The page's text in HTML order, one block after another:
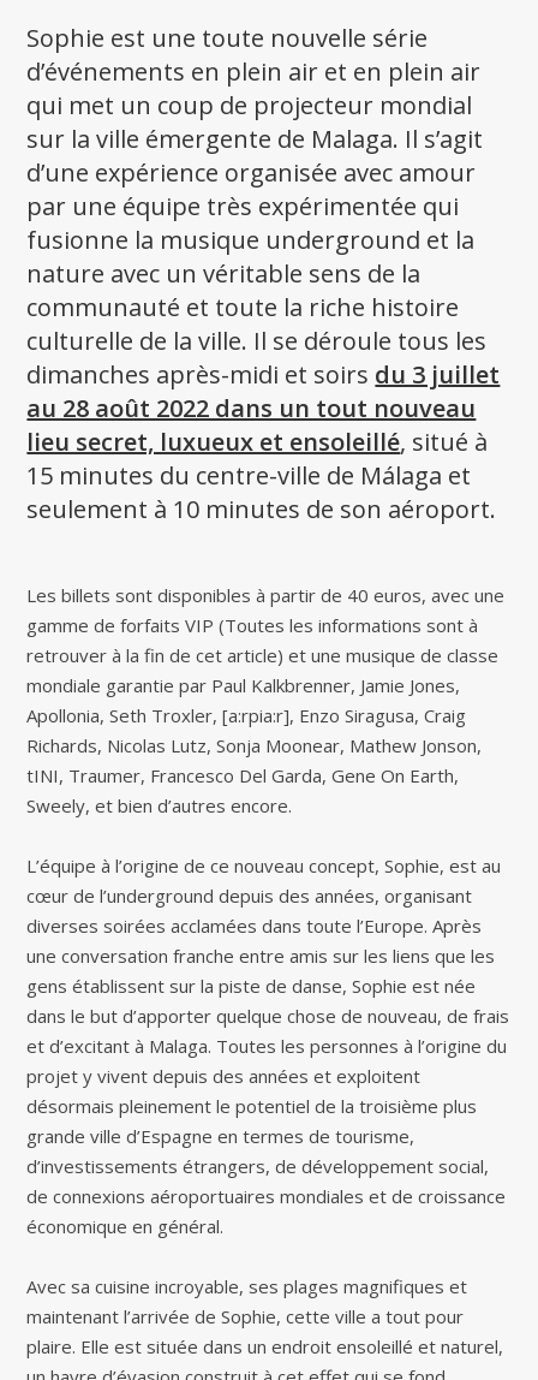
Sophie est une toute nouvelle série
d’événements en plein air et en plein air
qui met un coup de projecteur mondial
sur la ville émergente de Malaga. Il s’agit
d’une expérience organisée avec amour
par une équipe très expérimentée qui
fusionne la musique underground et la
nature avec un véritable sens de la
communauté et toute la riche histoire
culturelle de la ville. Il se déroule tous les
dimanches après-midi et soirs du 3 juillet
au 28 août 2022 dans un tout nouveau
lieu secret, luxueux et ensoleillé, situé à
15 minutes du centre-ville de Málaga et
seulement à 10 minutes de son aéroport.
Les billets sont disponibles à partir de 40 euros, avec une
gamme de forfaits VIP (Toutes les informations sont à
retrouver à la fin de cet article) et une musique de classe
mondiale garantie par Paul Kalkbrenner, Jamie Jones,
Apollonia, Seth Troxler, [a:rpia:r], Enzo Siragusa, Craig
Richards, Nicolas Lutz, Sonja Moonear, Mathew Jonson,
tINI, Traumer, Francesco Del Garda, Gene On Earth,
Sweely, et bien d’autres encore.
L’équipe à l’origine de ce nouveau concept, Sophie, est au
cœur de l’underground depuis des années, organisant
diverses soirées acclamées dans toute l’Europe. Après
une conversation franche entre amis sur les liens que les
gens établissent sur la piste de danse, Sophie est née
dans le but d’apporter quelque chose de nouveau, de frais
et d’excitant à Malaga. Toutes les personnes à l’origine du
projet y vivent depuis des années et exploitent
désormais pleinement le potentiel de la troisième plus
grande ville d’Espagne en termes de tourisme,
d’investissements étrangers, de développement social,
de connexions aéroportuaires mondiales et de croissance
économique en général.
Avec sa cuisine incroyable, ses plages magnifiques et
maintenant l’arrivée de Sophie, cette ville a tout pour
plaire. Elle est située dans un endroit ensoleillé et naturel,